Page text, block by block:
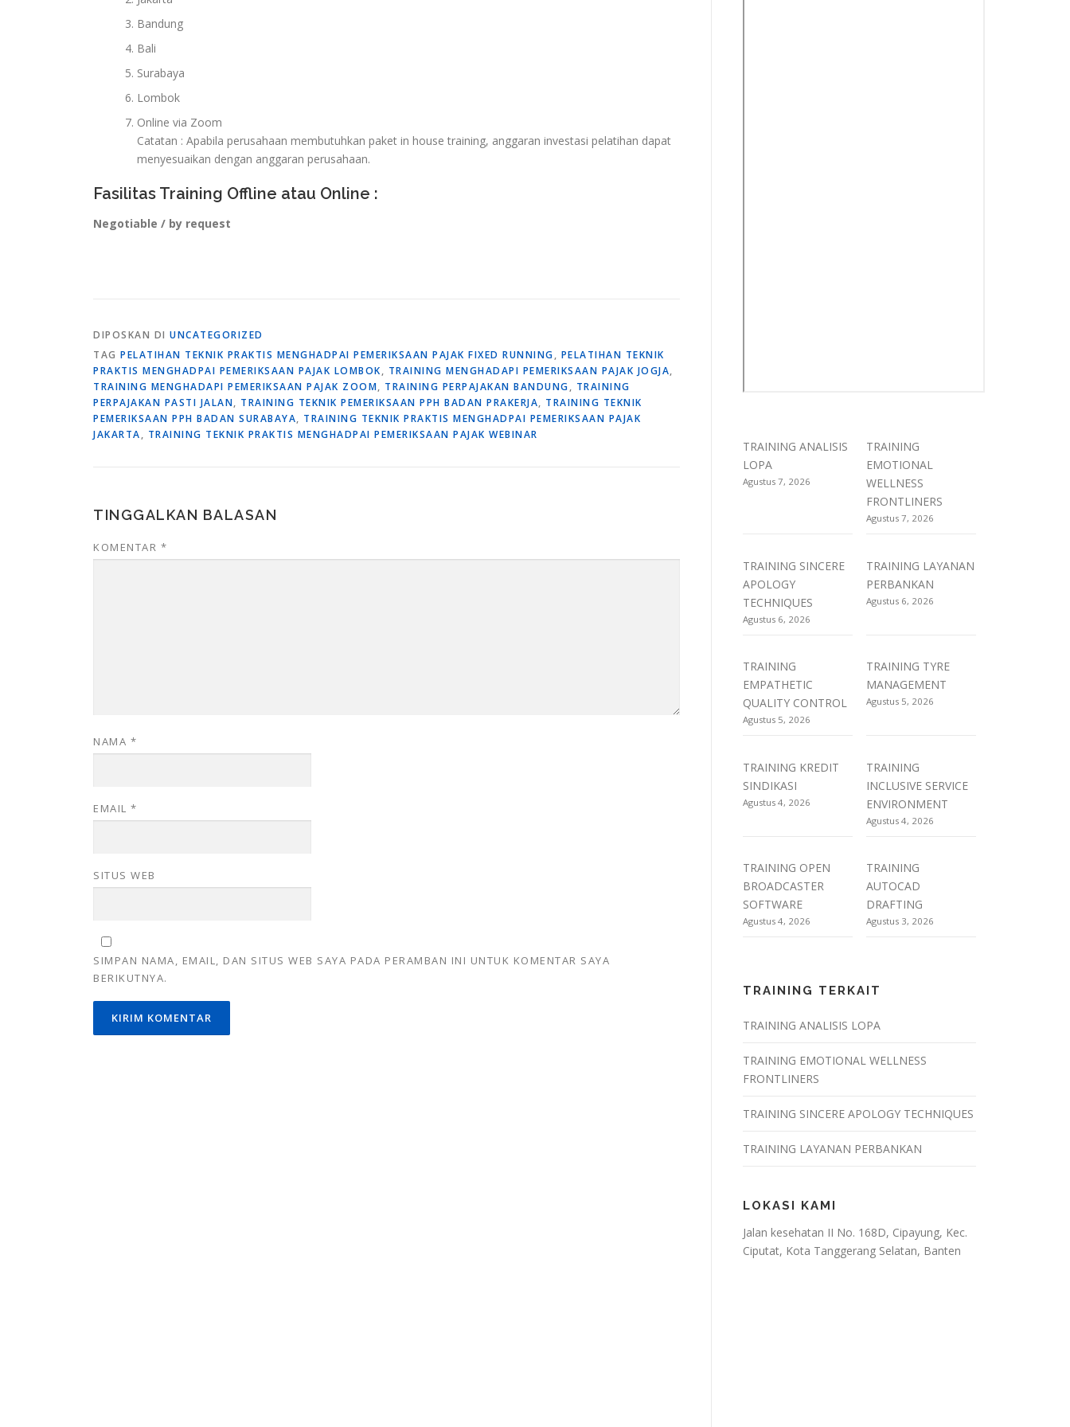
Bandung
Bali
Surabaya
Lombok
Online via Zoom
Catatan : Apabila perusahaan membutuhkan paket in house training, anggaran investasi pelatihan dapat
menyesuaikan dengan anggaran perusahaan.
Fasilitas Training Offline atau Online :
Negotiable / by request
DIPOSKAN DI UNCATEGORIZED
TAG PELATIHAN TEKNIK PRAKTIS MENGHADPAI PEMERIKSAAN PAJAK FIXED RUNNING, PELATIHAN TEKNIK
PRAKTIS MENGHADPAI PEMERIKSAAN PAJAK LOMBOK, TRAINING MENGHADAPI PEMERIKSAAN PAJAK JOGJA,
TRAINING MENGHADAPI PEMERIKSAAN PAJAK ZOOM, TRAINING PERPAJAKAN BANDUNG, TRAINING
PERPAJAKAN PASTI JALAN, TRAINING TEKNIK PEMERIKSAAN PPH BADAN PRAKERJA, TRAINING TEKNIK
PEMERIKSAAN PPH BADAN SURABAYA, TRAINING TEKNIK PRAKTIS MENGHADPAI PEMERIKSAAN PAJAK
JAKARTA, TRAINING TEKNIK PRAKTIS MENGHADPAI PEMERIKSAAN PAJAK WEBINAR
TINGGALKAN BALASAN
KOMENTAR *
NAMA *
EMAIL *
SITUS WEB
SIMPAN NAMA, EMAIL, DAN SITUS WEB SAYA PADA PERAMBAN INI UNTUK KOMENTAR SAYA
BERIKUTNYA.
TRAINING ANALISIS
LOPA
Agustus 7, 2026
TRAINING
EMOTIONAL
WELLNESS
FRONTLINERS
Agustus 7, 2026
TRAINING SINCERE
APOLOGY
TECHNIQUES
Agustus 6, 2026
TRAINING LAYANAN
PERBANKAN
Agustus 6, 2026
TRAINING
EMPATHETIC
QUALITY CONTROL
Agustus 5, 2026
TRAINING TYRE
MANAGEMENT
Agustus 5, 2026
TRAINING KREDIT
SINDIKASI
Agustus 4, 2026
TRAINING
INCLUSIVE SERVICE
ENVIRONMENT
Agustus 4, 2026
TRAINING OPEN
BROADCASTER
SOFTWARE
Agustus 4, 2026
TRAINING
AUTOCAD
DRAFTING
Agustus 3, 2026
TRAINING TERKAIT
TRAINING ANALISIS LOPA
TRAINING EMOTIONAL WELLNESS
FRONTLINERS
TRAINING SINCERE APOLOGY TECHNIQUES
TRAINING LAYANAN PERBANKAN
LOKASI KAMI
Jalan kesehatan II No. 168D, Cipayung, Kec.
Ciputat, Kota Tanggerang Selatan, Banten